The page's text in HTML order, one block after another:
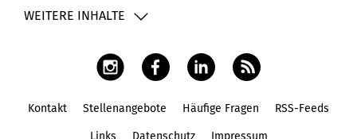
WEITERE INHALTE
Kontakt Stellenangebote Häufige Fragen RSS-Feeds